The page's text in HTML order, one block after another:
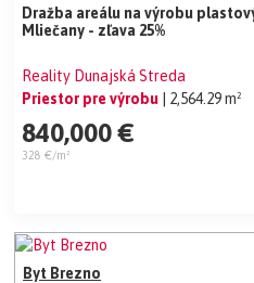
Dražba areálu na výrobu
Mliečany - zľava 25%
Reality Dunajská Streda
Priestor pre výrobu
| 2,564.29 m²
840,000 €
328 €/m²
Byt Brezno